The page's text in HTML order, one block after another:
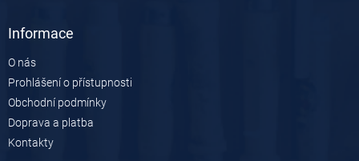
Informace
O nás
Prohlášení o přístupnosti
Obchodní podmínky
Doprava a platba
Kontakty